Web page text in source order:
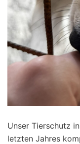
Unser Tierschutz
letzten Jahres